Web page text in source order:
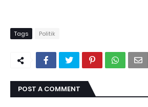
Tags Politik
POST A COMMENT